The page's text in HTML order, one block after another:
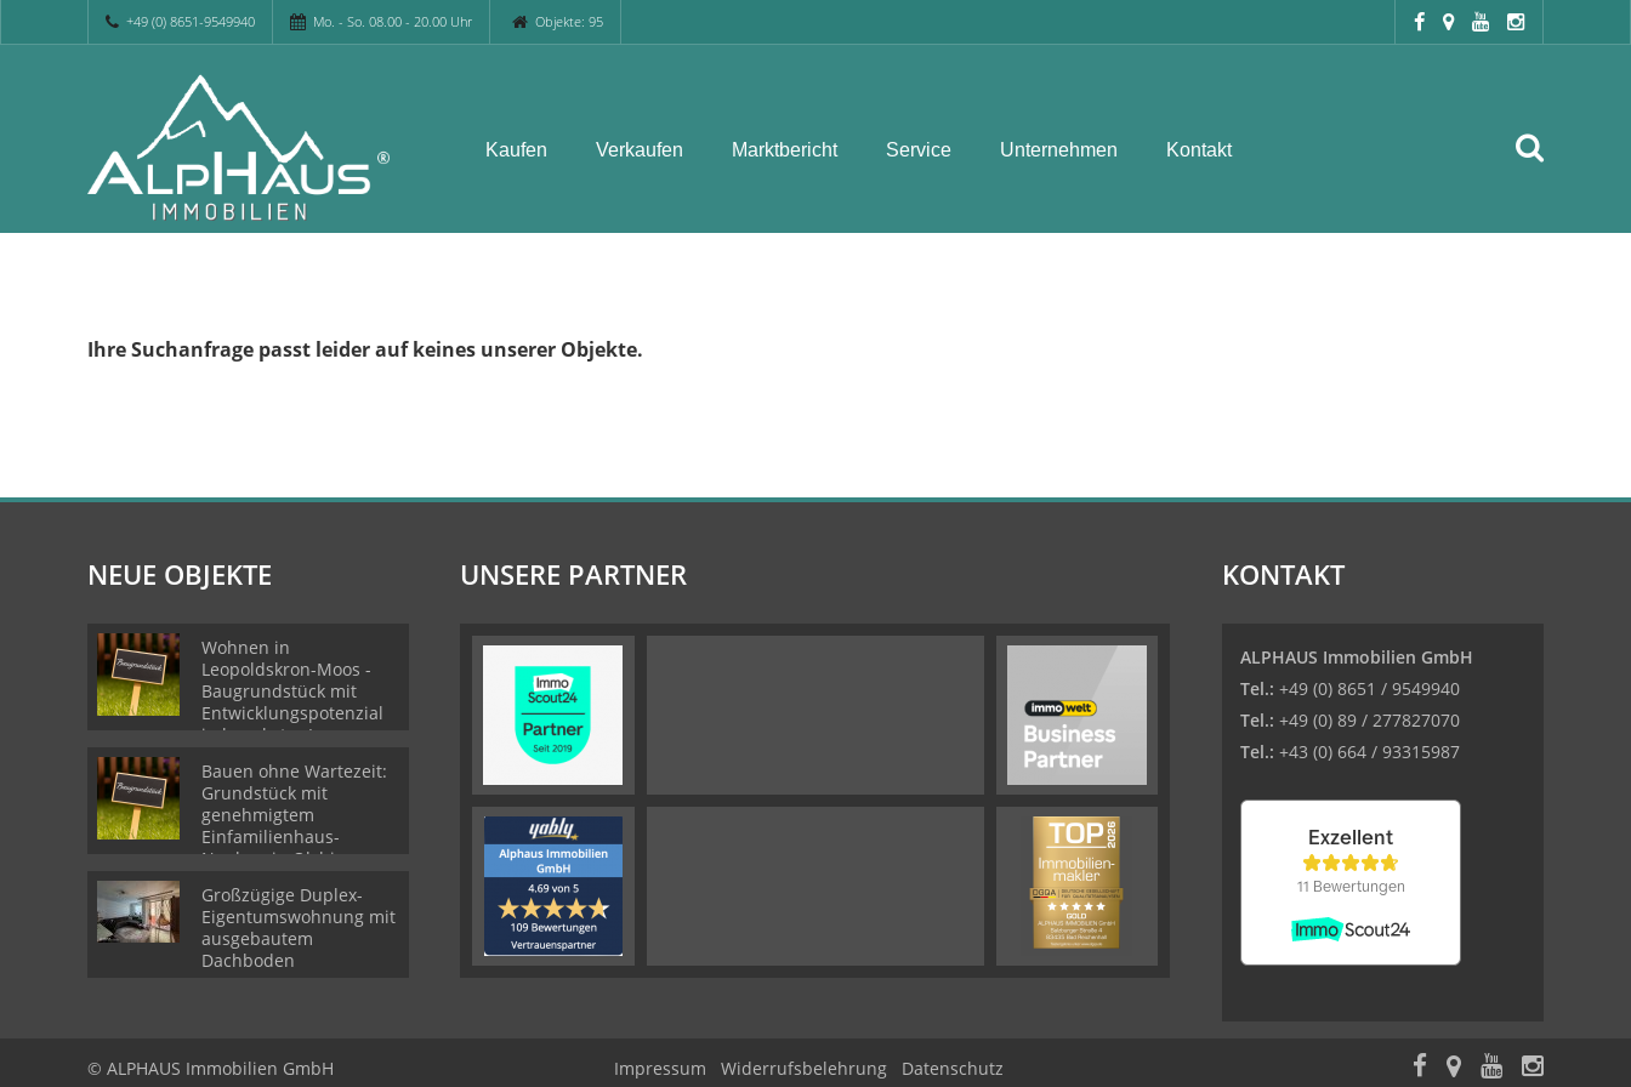
+49 (0) 8651-9549940 Mo. - So. 08.00 - 20.00 Uhr Objekte: 95
Kaufen Verkaufen Marktbericht Service Unternehmen Kontakt
Ihre Suchanfrage passt leider auf keines unserer Objekte.
NEUE OBJEKTE
Wohnen in
Leopoldskron-Moos -
Baugrundstück mit
Entwicklungspotenzial
in begehrter Lage
Bauen ohne Wartezeit:
Grundstück mit
genehmigtem
Einfamilienhaus-
Neubau in Olching
Großzügige Duplex-
Eigentumswohnung mit
ausgebautem
Dachboden
UNSERE PARTNER KONTAKT
ALPHAUS Immobilien GmbH
Tel.: +49 (0) 8651 / 9549940
Tel.: +49 (0) 89 / 277827070
Tel.: +43 (0) 664 / 93315987
© ALPHAUS Immobilien GmbH Impressum Widerrufsbelehrung Datenschutz